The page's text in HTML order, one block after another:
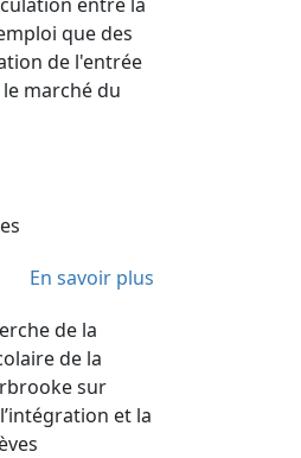
que des
de l'entrée
marché du
En savoir plus
de la
de la
sur
et la